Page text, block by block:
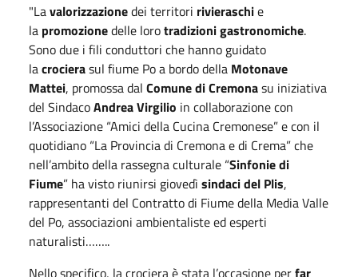
"Lavalorizzazionedei territori rivieraschie
la promozionedelle lorotradizioni gastronomiche.
Sono due i fili conduttori che hanno guidato
lacrocierasul fiume Po a bordo della Motonave
Mattei, promossa dal Comune di Cremonasu iniziativa
del SindacoAndrea Virgilio in collaborazione con
l’Associazione “Amici della Cucina Cremonese” e con il
quotidiano “La Provincia di Cremona e di Crema” che
nell’ambito della rassegna culturale “Sinfonie di
Fiume” ha visto riunirsi giovedì sindaci del Plis,
rappresentanti del Contratto di Fiume della Media Valle
del Po, associazioni ambientaliste ed esperti
naturalisti……..
Nello specifico, la crociera è stata l’occasione perfar